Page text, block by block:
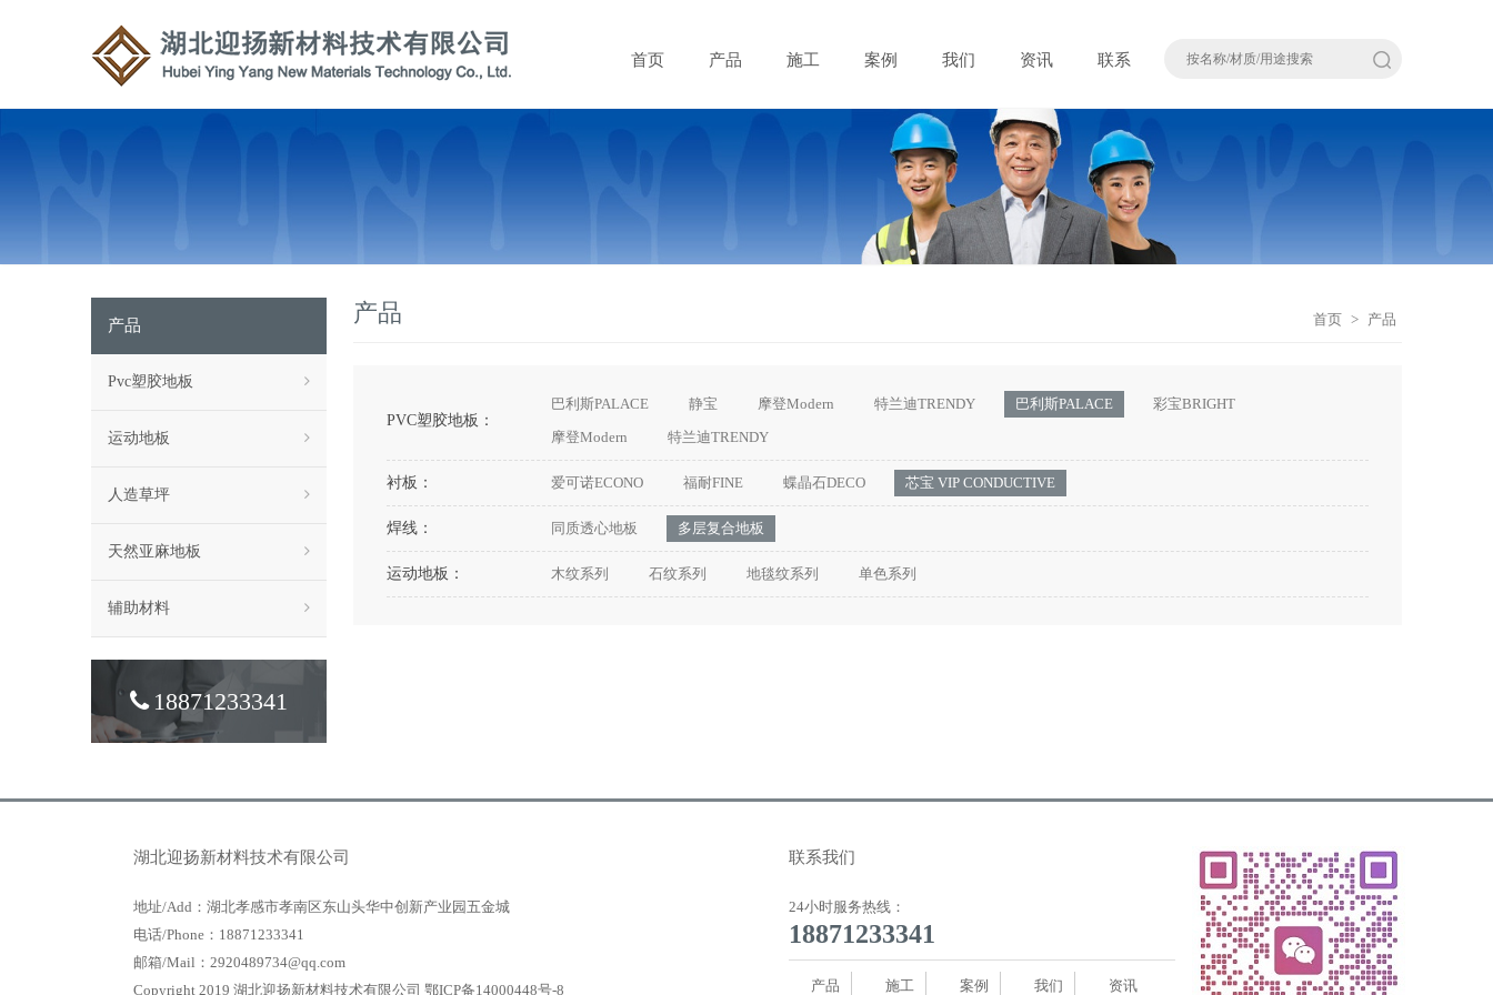
首页 产品 施工 案例 我们 资讯 联系
产品
Pvc塑胶地板
运动地板
人造草坪
天然亚麻地板
辅助材料
18871233341
产品 首页 > 产品
PVC塑胶地板：
巴利斯PALACE 静宝 摩登Modern 特兰迪TRENDY 巴利斯PALACE
彩宝BRIGHT
摩登Modern
特兰迪TRENDY
衬板： 爱可诺ECONO 福耐FINE 蝶晶石DECO 芯宝 VIP CONDUCTIVE
焊线： 同质透心地板 多层复合地板
运动地板： 木纹系列 石纹系列 地毯纹系列 单色系列
湖北迎扬新材料技术有限公司
地址/Add：湖北孝感市孝南区东山头华中创新产业园五金城
电话/Phone：18871233341
邮箱/Mail：2920489734@qq.com
Copyright 2019 湖北迎扬新材料技术有限公司 鄂ICP备14000448号-8
联系我们
24小时服务热线：
18871233341
产品 施工 案例 我们 资讯